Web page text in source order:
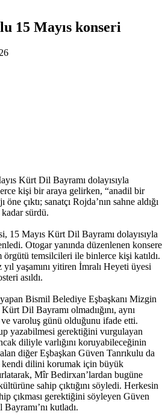
15 Mayıs konseri
Kürt Dil Bayramı dolayısıyla
kişi bir araya gelirken, “anadil bir
çıktı; sanatçı Rojda’nın sahne aldığı
sürdü.
15 Mayıs Kürt Dil Bayramı dolayısıyla
Otogar yanında düzenlenen konsere
temsilcileri ile binlerce kişi katıldı.
yaşamını yitiren İmralı Heyeti üyesi
asıldı.
Bismil Belediye Eşbaşkanı Mizgin
Dil Bayramı olmadıığını, aynı
varoluş günü olduğunu ifade etti.
yazabilmesi gerektiğini vurgulayan
diliyle varlığını koruyabileceğinin
diğer Eşbaşkan Güven Tanrıkulu da
kendi dilini korumak için büyük
Mîr Bedirxan’lardan bugüne
sahip çıktığını söyledi. Herkesin
çıkması gerektiğini söyleyen Güven
kutladı.